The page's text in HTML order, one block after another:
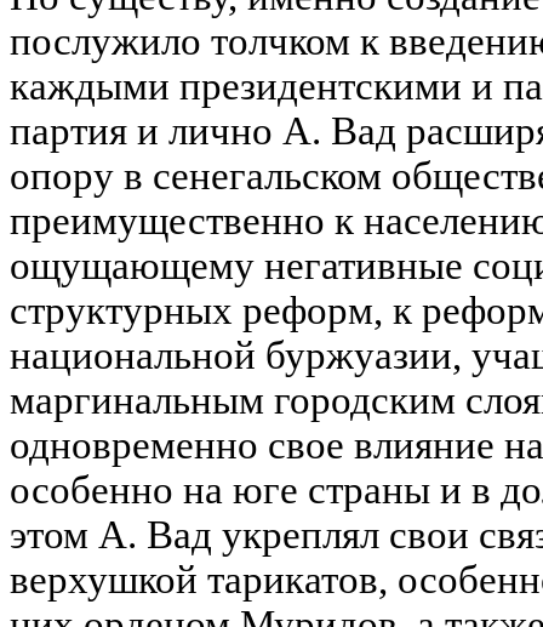
послужило толчком к
каждыми президентскими и
партия и лично А. Вад
опору в сенегальском
преимущественно к
ощущающему негативные
структурных реформ, к
национальной буржуазии,
маргинальным городским
одновременно свое влияние
особенно на юге страны и в
этом А. Вад укреплял свои
верхушкой тарикатов,